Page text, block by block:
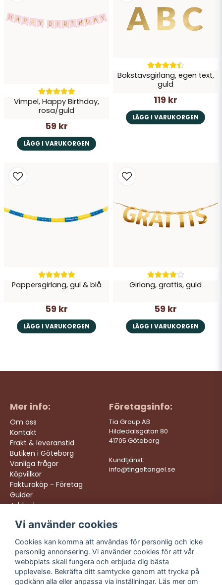
Vimpel, Happy Birthday,
rosa/guld
59 kr
LÄGG I VARUKORGEN
Bokstavsgirlang, egen text,
guld
119 kr
LÄGG I VARUKORGEN
Pappersgirlang, gul & blå
59 kr
LÄGG I VARUKORGEN
Girlang, grattis, guld
59 kr
LÄGG I VARUKORGEN
Mer info:
Om oss
Kontakt
Frakt & leveranstid
Butiken i Göteborg
Vanliga frågor
Köpvillkor
Fakturaköp - Företag
Guider
Jobba hos oss
Företagsinfo:
Tia Group AB
Hildedalsgatan 80
41705 Göteborg
Kundtjänst:
info@tingeltangel.se
Följ oss:
Instagram
Facebook
TikTok
YouTube
Vi levererar:
Snabba leveranser
Trygga köp
Fri frakt över 499:-
Trevlig kundtjänst
Vi använder cookies
Cookies kan komma att användas för personlig och icke
personlig annonsering. Vi använder cookies för att vår
webbplats skall fungera och erbjuda dig bästa
upplevelse. Bekräfta ditt samtycke genom att trycka på
godkänn alla eller anpassa via inställningar. Läs mer om